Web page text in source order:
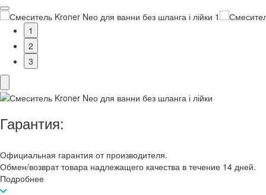
1
2
3
Гарантия:
Официальная гарантия от производителя.
Обмен/возврат товара надлежащего качества в течение 14 дней.
Подробнее